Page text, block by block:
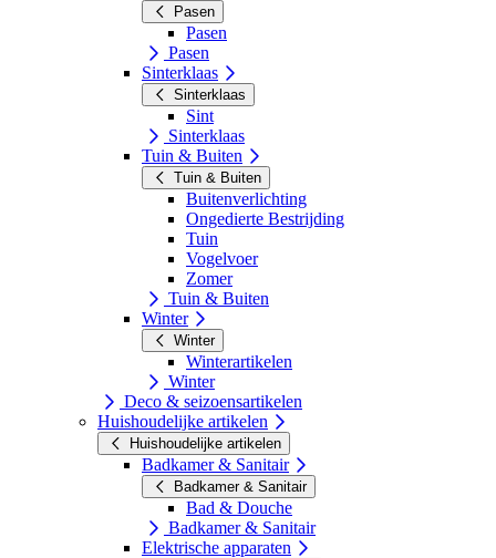
Pasen
Pasen
Pasen
Sinterklaas
Sinterklaas
Sint
Sinterklaas
Tuin & Buiten
Tuin & Buiten
Buitenverlichting
Ongedierte Bestrijding
Tuin
Vogelvoer
Zomer
Tuin & Buiten
Winter
Winter
Winterartikelen
Winter
Deco & seizoensartikelen
Huishoudelijke artikelen
Huishoudelijke artikelen
Badkamer & Sanitair
Badkamer & Sanitair
Bad & Douche
Badkamer & Sanitair
Elektrische apparaten